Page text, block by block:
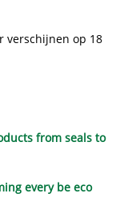
verschijnen op 18
from seals to
every be eco